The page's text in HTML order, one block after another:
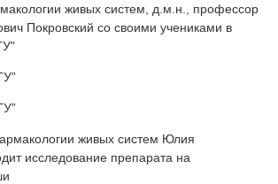
живых систем, д.м.н., профессор
Покровский со своими учениками в
живых систем Юлия
исследование препарата на